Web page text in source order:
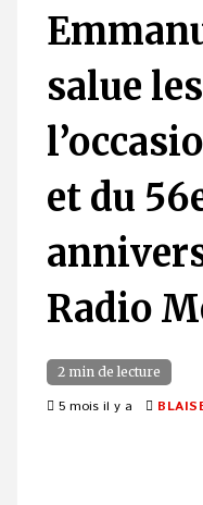
salue
et du
Radio
2 min de lecture
5 mois il y a